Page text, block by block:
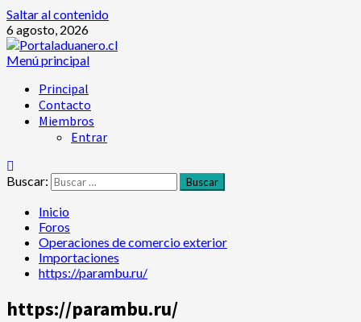
Saltar al contenido
6 agosto, 2026
Menú principal
Principal
Contacto
Miembros
Entrar
Buscar:
Inicio
Foros
Operaciones de comercio exterior
Importaciones
https://parambu.ru/
https://parambu.ru/